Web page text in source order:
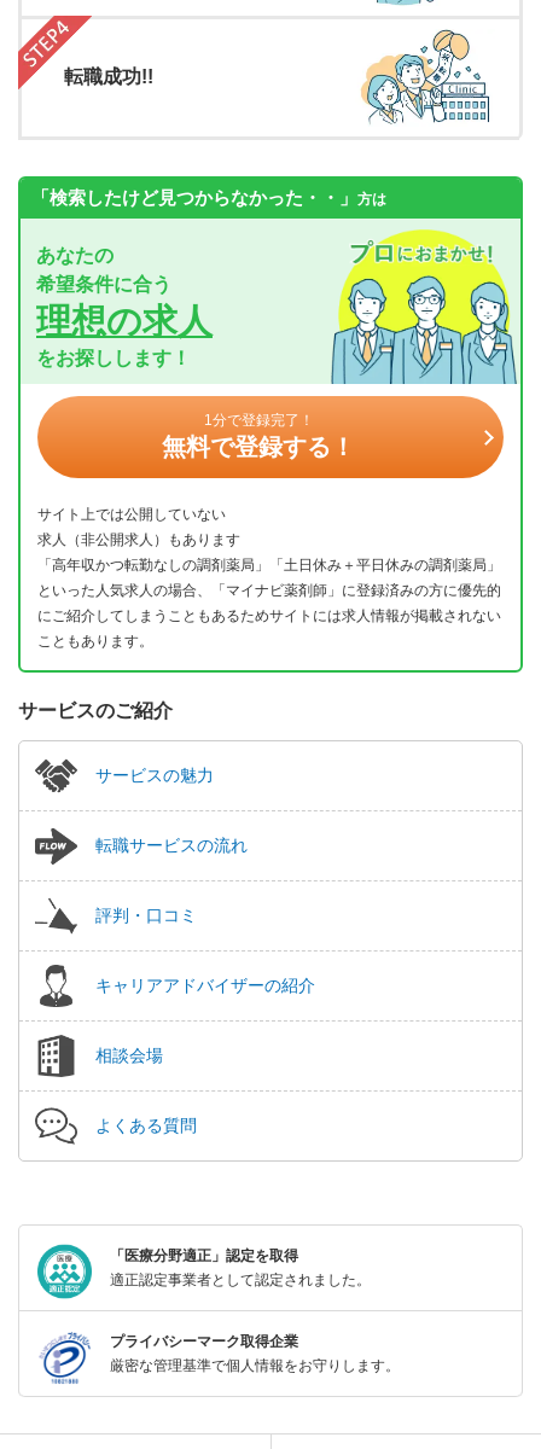
転職成功!!
「検索したけど見つからなかった・・」 方は
あなたの
希望条件に合う
理想の求人
をお探しします！
1分で登録完了！
無料で登録する！
サイト上では公開していない
求人（非公開求人）もあります
「高年収かつ転勤なしの調剤薬局」「土日休み＋平日休みの調剤薬局」
といった人気求人の場合、「マイナビ薬剤師」に登録済みの方に優先的
にご紹介してしまうこともあるためサイトには求人情報が掲載されない
こともあります。
サービスのご紹介
サービスの魅力
転職サービスの流れ
評判・口コミ
キャリアアドバイザーの紹介
相談会場
よくある質問
「医療分野適正」認定を取得
適正認定事業者として認定されました。
プライバシーマーク取得企業
厳密な管理基準で個人情報をお守りします。